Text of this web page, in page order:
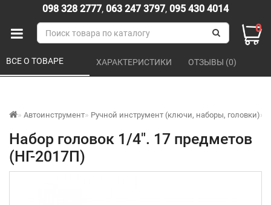
098 328 2777, 063 247 3797, 095 430 4014
0
Автоинструмент Ручной инструмент (ключи, наборы, головки)
Набор головок 1/4". 17 предметов
(НГ-2017П)
ВСЕ О ТОВАРЕ ХАРАКТЕРИСТИКИ ОТЗЫВЫ (0)